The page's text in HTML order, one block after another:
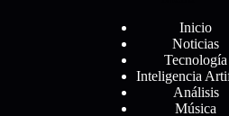
Inicio
Noticias
Tecnología
Inteligencia
Análisis
Música